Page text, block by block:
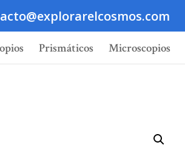
Prismáticos Microscopios